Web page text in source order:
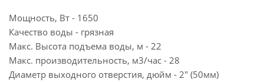
Мощность, Вт - 1650
Качество воды - грязная
Макс. Высота подъема воды, м - 22
Макс. производительность, м3/час - 28
Диаметр выходного отверстия, дюйм - 2" (50мм)